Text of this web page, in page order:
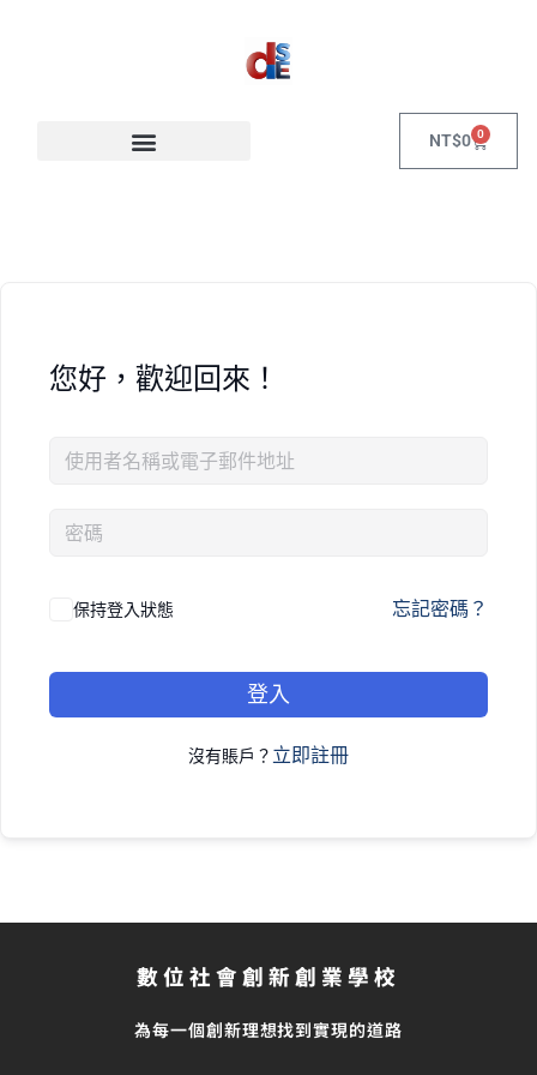
NT$0 0
您好，歡迎回來！
保持登入狀態 忘記密碼？
登入
沒有賬戶？ 立即註冊
數位社會創新創業學校
為每一個創新理想找到實現的道路